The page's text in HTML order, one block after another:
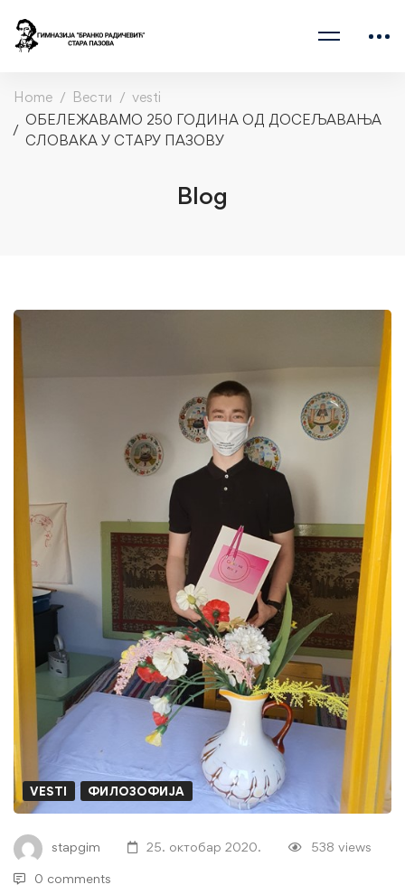
Home Вести
vesti
ОБЕЛЕЖАВАМО 250 ГОДИНА ОД ДОСЕЉАВАЊА
СЛОВАКА У СТАРУ ПАЗОВУ
Blog
ОБЕЛЕЖАВАМО
250
ГОДИНА
ОД
ДОСЕЉАВАЊА
СЛОВАКА
У
СТАРУ
ПАЗОВУ
VESTI ФИЛОЗОФИЈА
stapgim 25. октобар 2020. 538 views
0 comments